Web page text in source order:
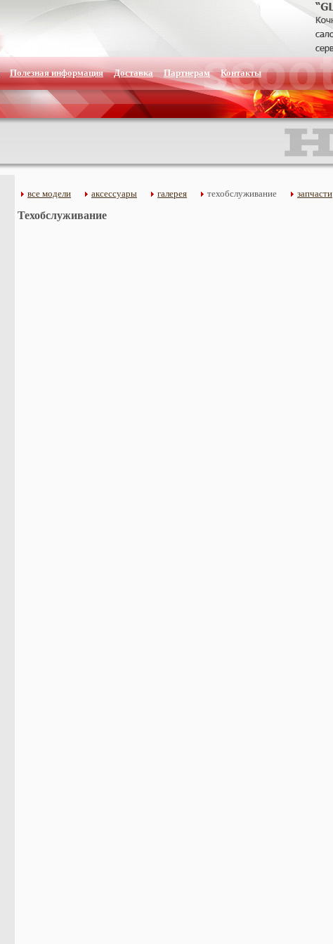
Полезная информация Доставка Партнерам Контакты
все модели аксессуары галерея техобслуживание запчасти
Техобслуживание